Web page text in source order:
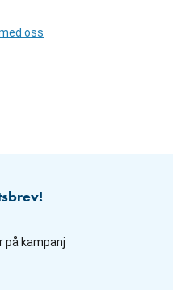
oss
på kampanj